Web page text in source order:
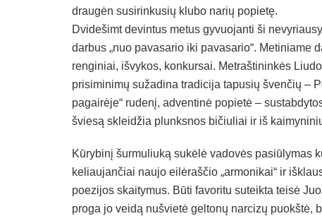
draugėn susirinkusių klubo narių popietę.
Dvidešimt devintus metus gyvuojanti ši
darbus „nuo pavasario iki pavasario“.
renginiai, išvykos, konkursai. Metraštininkės
prisiminimų sužadina tradicija tapusių švenčių –
pagairėje“ rudenį, adventinė popietė –
šviesą skleidžia plunksnos bičiuliai ir iš
Kūrybinį šurmuliuką sukėlė vadovės pasiūlymas
keliaujančiai naujo eilėraščio „armonikai“ ir
poezijos skaitymus. Būti favoritu suteikta teisė
proga jo veidą nušvietė geltonų narcizų puokštė,